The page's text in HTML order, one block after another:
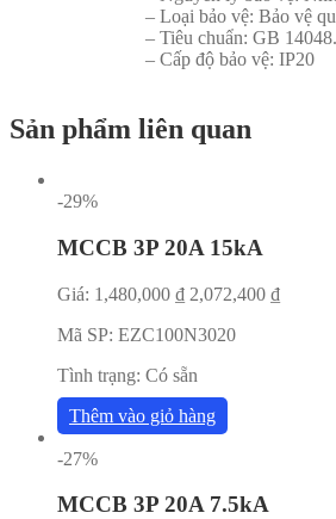
– Loại bảo vệ: Bảo vệ
– Tiêu chuẩn: GB
– Cấp độ bảo vệ: IP20
Sản phẩm liên quan
-29%
MCCB 3P 20A 15kA
Giá: 1,480,000 ₫ 2,072,400 ₫
Mã SP: EZC100N3020
Tình trạng: Có sẵn
Thêm vào giỏ hàng
-27%
MCCB 3P 20A 7.5kA